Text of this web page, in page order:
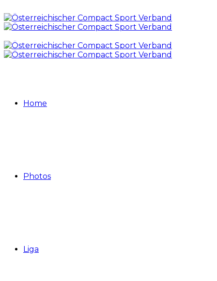
Home
Photos
Liga